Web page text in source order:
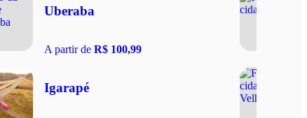
Uberaba
A partir de R$ 100,99
Igarapé